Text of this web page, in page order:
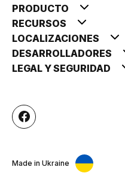
PRODUCTO
RECURSOS
LOCALIZACIONES
DESARROLLADORES
LEGAL Y SEGURIDAD
Made in Ukraine